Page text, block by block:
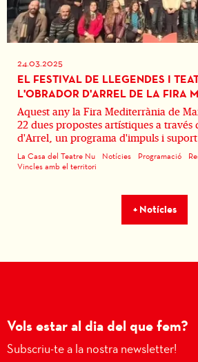
24.03.2025
EL FESTIVAL DE LLEGENDES I
L'OBRADOR D'ARREL DE LA FIRA
Aquest any la Fira Mediterrània de
22 dues propostes artístiques a través
d'Arrel, un programa d'impuls i
La Casa del Teatre Nu Notícies Programació
Vincles amb el territori
+ Notícies
Vols estar al dia del que fem?
Subscriu-te a la nostra newsletter!